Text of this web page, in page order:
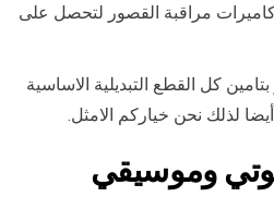
مراقبة القصور لتحصل على
كل القطع التبديلية الاساسية
أيضا لذلك نحن خياركم الامثل.
وموسيقي